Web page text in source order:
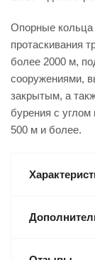
Опорные
протаскивания
более 2000 м,
сооружениями,
закрытым, а
бурения с углом
500 м и более.